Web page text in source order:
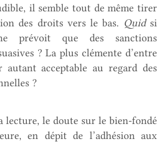
il semble tout de même tirer
des droits vers le bas. Quidsi
prévoit que des sanctions
? La plus clémente d’entre
autant acceptable au regard des
?
lecture, le doute sur le bien-fondé
en dépit de l’adhésion aux